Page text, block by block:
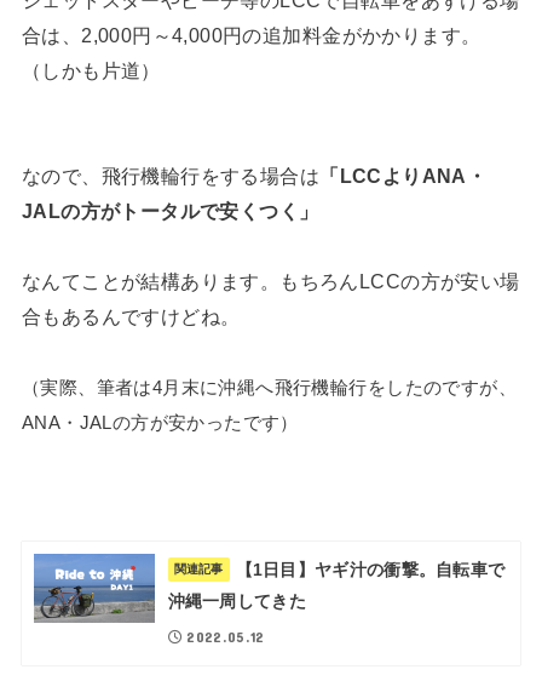
合は、2,000円～4,000円の追加料金がかかります。
（しかも片道）
なので、飛行機輪行をする場合は 「LCCよりANA・
JALの方がトータルで安くつく」
なんてことが結構あります。もちろんLCCの方が安い場
合もあるんですけどね。
（実際、筆者は4月末に沖縄へ飛行機輪行をしたのですが、
ANA・JALの方が安かったです）
関連記事
【1日目】ヤギ汁の衝撃。自転車で
沖縄一周してきた
2022.05.12